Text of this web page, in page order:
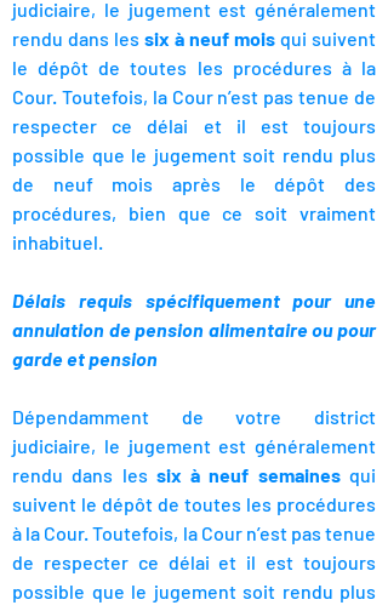
judiciaire, le jugement est généralement
rendu dans les six à neuf mois qui suivent
le dépôt de toutes les procédures à la
Cour. Toutefois, la Cour n’est pas tenue de
respecter ce délai et il est toujours
possible que le jugement soit rendu plus
de neuf mois après le dépôt des
procédures, bien que ce soit vraiment
inhabituel.
Délais requis spécifiquement pour une
annulation de pension alimentaire ou pour
garde et pension
Dépendamment de votre district
judiciaire, le jugement est généralement
rendu dans les six à neuf semainesqui
suivent le dépôt de toutes les procédures
à la Cour. Toutefois, la Cour n’est pas tenue
de respecter ce délai et il est toujours
possible que le jugement soit rendu plus